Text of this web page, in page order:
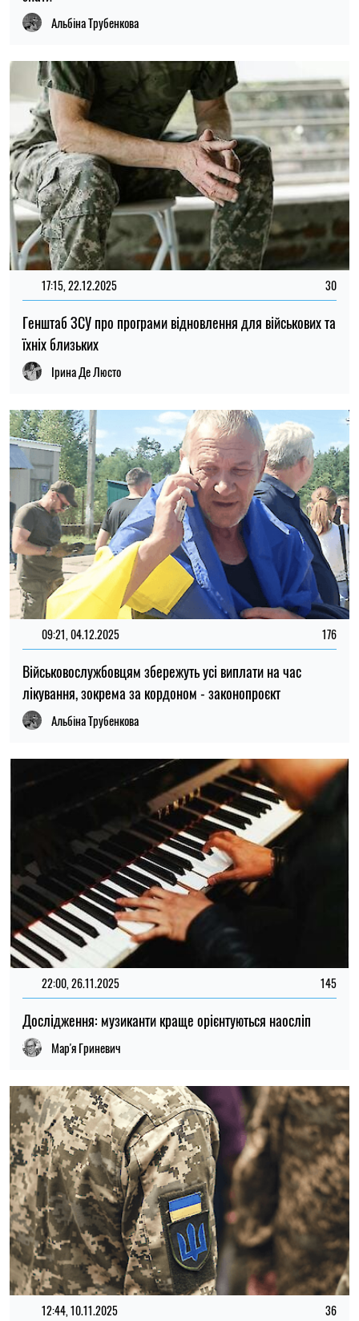
Альбіна Трубенкова
17:15, 22.12.2025 30
Генштаб ЗСУ про програми відновлення для військових та
їхніх близьких
Ірина Де Люсто
09:21, 04.12.2025 176
Військовослужбовцям збережуть усі виплати на час
лікування, зокрема за кордоном - законопроєкт
Альбіна Трубенкова
22:00, 26.11.2025 145
Дослідження: музиканти краще орієнтуються наосліп
Мар'я Гриневич
12:44, 10.11.2025 36